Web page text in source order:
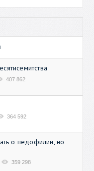
407 862
364 592
о педофилии, но
359 298